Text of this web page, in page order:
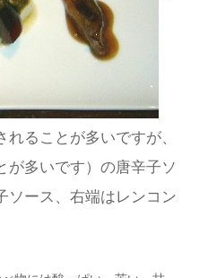
ることが多いですが、
が多いです）の唐辛子ソ
ソース、右端はレンコン